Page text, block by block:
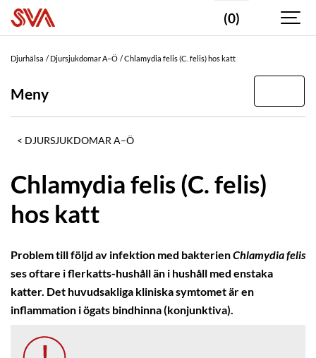
(0)
Djurhälsa Djursjukdomar A–Ö Chlamydia felis (C. felis) hos katt
Meny
DJURSJUKDOMAR A–Ö
Chlamydia felis (C. felis)
hos katt
Problem till följd av infektion med bakterienChlamydia felis
ses oftare i flerkatts-hushåll än i hushåll med enstaka
katter. Det huvudsakliga kliniska symtomet är en
inflammation i ögats bindhinna (konjunktiva).